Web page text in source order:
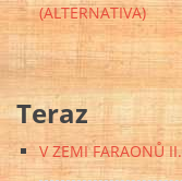
(ALTERNATIVA)
Teraz
V ZEMI FARAONŮ